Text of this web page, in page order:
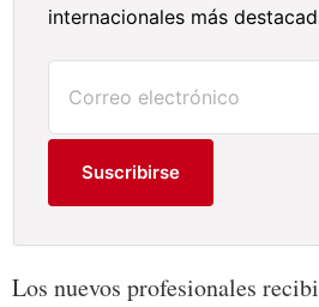
internacionales más
Suscribirse
Los nuevos profesionales